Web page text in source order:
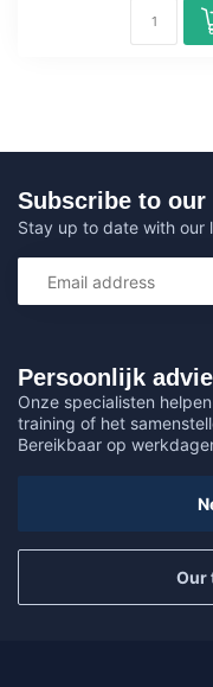
Persoonlijk
Onze specialisten
training of het
Bereikbaar op
Our
Subscribe to
Stay up to date with our